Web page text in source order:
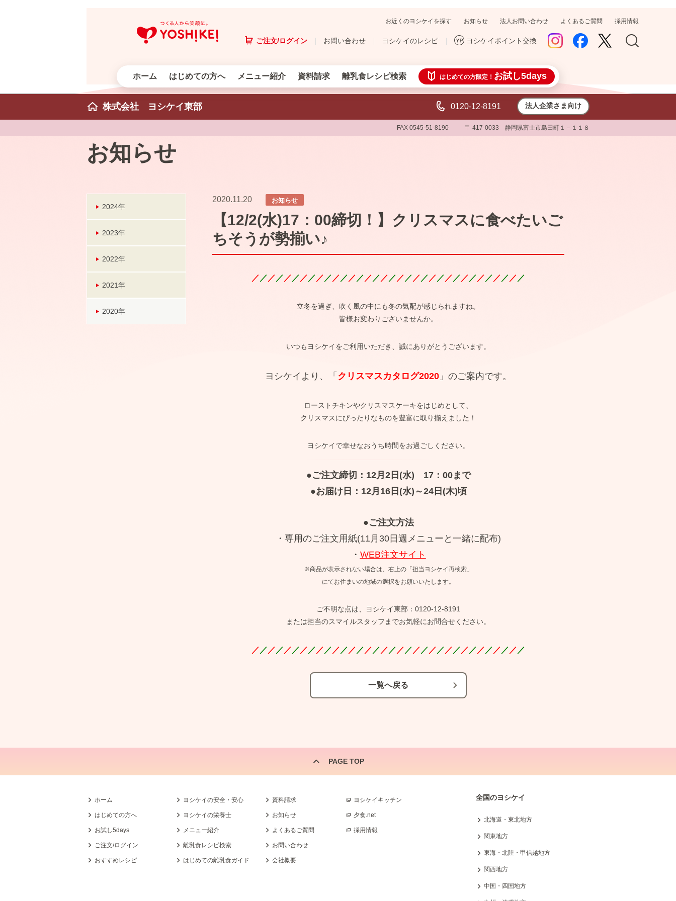
お近くのヨシケイを探す お知らせ 法人お問い合わせ よくあるご質問 採用情報
ご注文/ログイン お問い合わせ ヨシケイのレシピ ヨシケイポイント交換
ホーム はじめての方へ メニュー紹介 資料請求 離乳食レシピ検索 はじめての方限定！ お試し5days
株式会社 ヨシケイ東部 法人企業さま向け
0120-12-8191
FAX 0545-51-8190 〒 417-0033 静岡県富士市島田町１－１１８
お知らせ
2024年
2023年
2022年
2021年
2020年
2020.11.20 お知らせ
【12/2(水)17：00締切！】クリスマスに食べたいご
ちそうが勢揃い♪
／ ／ ／ ／ ／ ／ ／ ／ ／ ／ ／ ／ ／ ／ ／ ／ ／ ／ ／ ／ ／ ／ ／ ／ ／ ／ ／ ／ ／ ／ ／ ／ ／ ／
立冬を過ぎ、吹く風の中にも冬の気配が感じられますね。
皆様お変わりございませんか。
いつもヨシケイをご利用いただき、誠にありがとうございます。
ヨシケイより、「 クリスマスカタログ2020 」のご案内です。
ローストチキンやクリスマスケーキをはじめとして、
クリスマスにぴったりなものを豊富に取り揃えました！
ヨシケイで幸せなおうち時間をお過ごしください。
●ご注文締切：12月2日(水) 17：00まで
●お届け日：12月16日(水)～24日(木)頃
●ご注文方法
・専用のご注文用紙(11月30日週メニューと一緒に配布)
・ WEB注文サイト
※商品が表示されない場合は、右上の「担当ヨシケイ再検索」
にてお住まいの地域の選択をお願いいたします。
ご不明な点は、ヨシケイ東部：0120-12-8191
または担当のスマイルスタッフまでお気軽にお問合せください。
／ ／ ／ ／ ／ ／ ／ ／ ／ ／ ／ ／ ／ ／ ／ ／ ／ ／ ／ ／ ／ ／ ／ ／ ／ ／ ／ ／ ／ ／ ／ ／ ／ ／
一覧へ戻る
PAGE TOP
ホーム
はじめての方へ
お試し5days
ご注文/ログイン
おすすめレシピ
ヨシケイの安全・安心
ヨシケイの栄養士
メニュー紹介
離乳食レシピ検索
はじめての離乳食ガイド
資料請求
お知らせ
よくあるご質問
お問い合わせ
会社概要
ヨシケイキッチン
夕食.net
採用情報
全国のヨシケイ
北海道・東北地方
関東地方
東海・北陸・甲信越地方
関西地方
中国・四国地方